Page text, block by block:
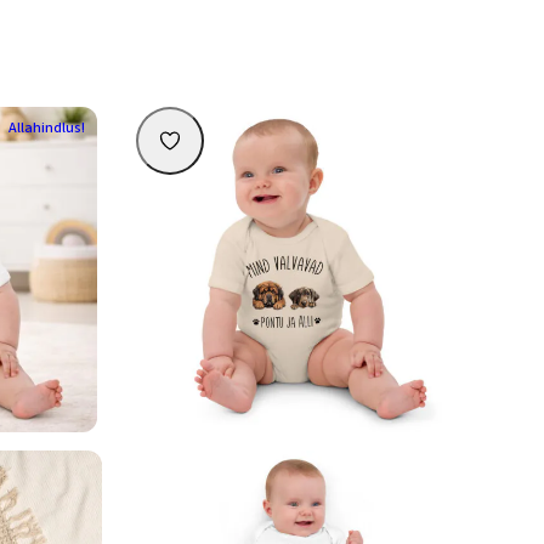
Allahindlus!
mängija”
Minu koer valvab – personaliseeritav
orgaanilisest puuvillast beebibodi (nimi +
koerapilt)
29,90€